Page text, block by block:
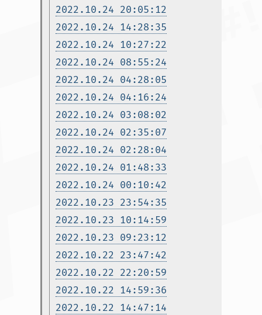
2022.10.24 20:05:12
2022.10.24 14:28:35
2022.10.24 10:27:22
2022.10.24 08:55:24
2022.10.24 04:28:05
2022.10.24 04:16:24
2022.10.24 03:08:02
2022.10.24 02:35:07
2022.10.24 02:28:04
2022.10.24 01:48:33
2022.10.24 00:10:42
2022.10.23 23:54:35
2022.10.23 10:14:59
2022.10.23 09:23:12
2022.10.22 23:47:42
2022.10.22 22:20:59
2022.10.22 14:59:36
2022.10.22 14:47:14